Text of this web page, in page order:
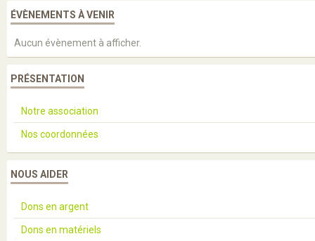
ÉVÈNEMENTS À VENIR
Aucun évènement à afficher.
PRÉSENTATION
Notre association
Nos coordonnées
NOUS AIDER
Dons en argent
Dons en matériels